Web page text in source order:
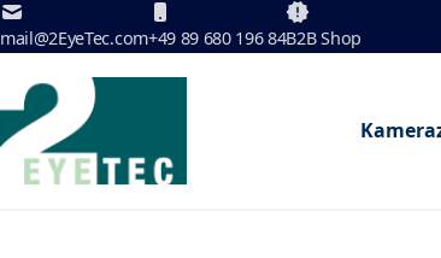
Zum Inhalt springen
mail@2EyeTec.com+49 89 680 196 84B2B Shop